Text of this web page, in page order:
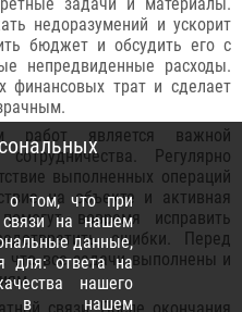
недоразумений и ускорит
бюджет и обсудить его с
непредвиденные расходы.
финансовых трат и сделает
работ является важной
Регулярно
выполненных операций
на объекте и активная
вовремя исправить
ошибки. Перед
что все задачи выполнены и
о том, что при
на нашем
данные,
для: ответа на
нашего
в нашем